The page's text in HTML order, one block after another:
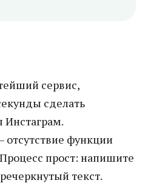
сервис,
сделать
Инстаграм.
функции
прост: напишите
текст.